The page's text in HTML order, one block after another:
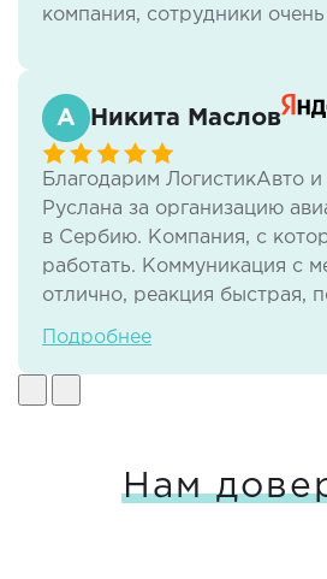
компания, сотрудники
Никита Маслов
Благодарим ЛогистикАвто
Руслана за организацию
в Сербию. Компания, с
работать. Коммуникация с
отлично, реакция быстрая,
тоже нет никаких проблем.
виде.
Подробнее
Нам